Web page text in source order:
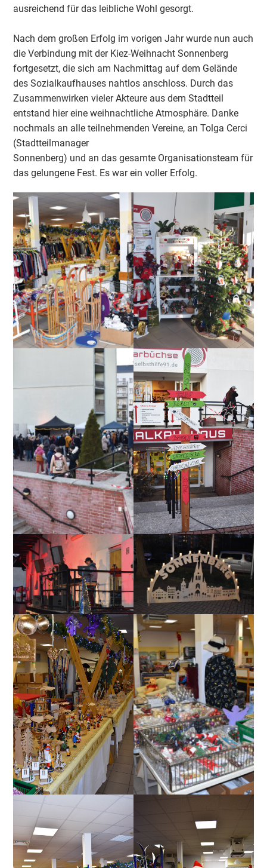
ausreichend für das leibliche Wohl gesorgt.
Nach dem großen Erfolg im vorigen Jahr wurde nun auch
die Verbindung mit der Kiez-Weihnacht Sonnenberg
fortgesetzt, die sich am Nachmittag auf dem Gelände
des Sozialkaufhauses nahtlos anschloss. Durch das
Zusammenwirken vieler Akteure aus dem Stadtteil
entstand hier eine weihnachtliche Atmosphäre. Danke
nochmals an alle teilnehmenden Vereine, an Tolga Cerci
(Stadtteilmanager
Sonnenberg) und an das gesamte Organisationsteam für
das gelungene Fest. Es war ein voller Erfolg.